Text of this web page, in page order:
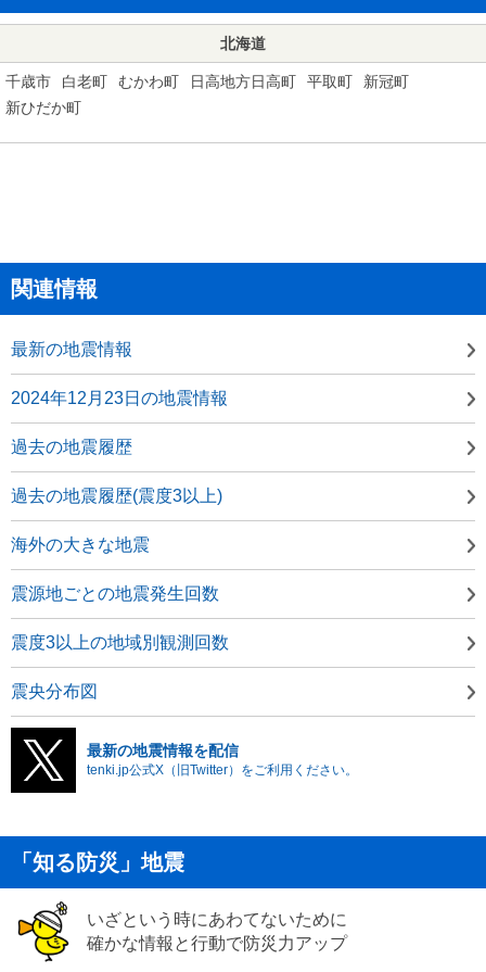
北海道
千歳市 白老町 むかわ町 日高地方日高町 平取町
新冠町
新ひだか町
関連情報
最新の地震情報
2024年12月23日の地震情報
過去の地震履歴
過去の地震履歴(震度3以上)
海外の大きな地震
震源地ごとの地震発生回数
震度3以上の地域別観測回数
震央分布図
最新の地震情報を配信
tenki.jp公式X（旧Twitter）をご利用ください。
「知る防災」地震
いざという時にあわてないために
確かな情報と行動で防災力アップ